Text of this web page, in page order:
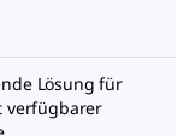
Lösung für
verfügbarer